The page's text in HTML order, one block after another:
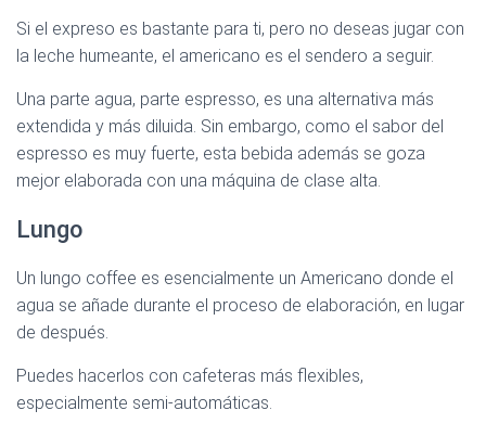
Si el expreso es bastante para ti, pero no deseas jugar con
la leche humeante, el americano es el sendero a seguir.
Una parte agua, parte espresso, es una alternativa más
extendida y más diluida. Sin embargo, como el sabor del
espresso es muy fuerte, esta bebida además se goza
mejor elaborada con una máquina de clase alta.
Lungo
Un lungo coffee es esencialmente un Americano donde el
agua se añade durante el proceso de elaboración, en lugar
de después.
Puedes hacerlos con cafeteras más flexibles,
especialmente semi-automáticas.